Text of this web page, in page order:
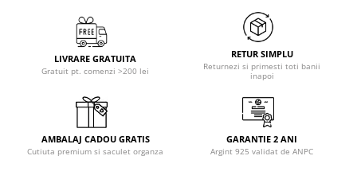
LIVRARE GRATUITA
Gratuit pt. comenzi >200 lei
RETUR SIMPLU
Returnezi si primesti toti banii
inapoi
AMBALAJ CADOU GRATIS
Cutiuta premium si saculet organza
GARANTIE 2 ANI
Argint 925 validat de ANPC